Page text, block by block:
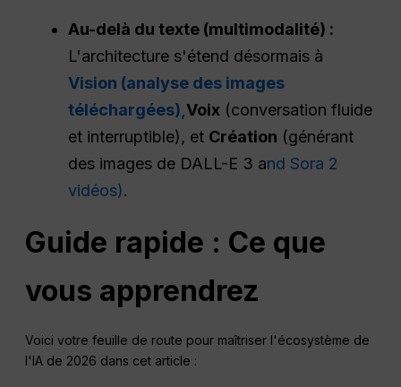
Au-delà du texte (multimodalité) :
L'architecture s'étend désormais à
Vision (analyse des images
téléchargées),Voix (conversation fluide
et interruptible), et Création (générant
des images de DALL-E 3 and Sora 2
vidéos).
Guide rapide : Ce que
vous apprendrez
Voici votre feuille de route pour maîtriser l'écosystème de
l'IA de 2026 dans cet article :